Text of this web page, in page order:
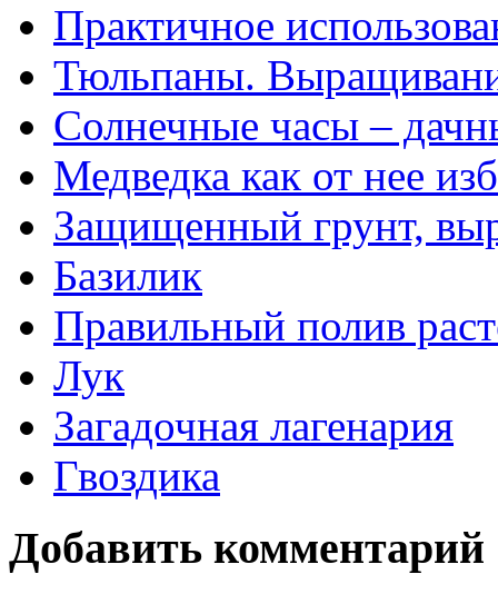
Практичное
Тюльпаны.
Солнечные часы –
Медведка как от нее
Защищенный грунт,
Базилик
Правильный полив
Лук
Загадочная лагенария
Гвоздика
Добавить комментарий